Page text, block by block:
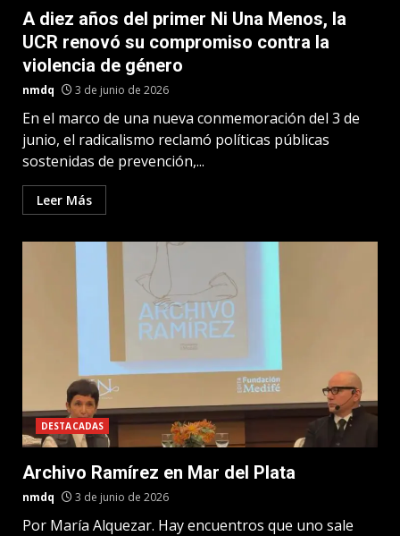
A diez años del primer Ni Una Menos, la
UCR renovó su compromiso contra la
violencia de género
nmdq 3 de junio de 2026
En el marco de una nueva conmemoración del 3 de
junio, el radicalismo reclamó políticas públicas
sostenidas de prevención,...
Leer Más
DESTACADAS
Archivo Ramírez en Mar del Plata
nmdq 3 de junio de 2026
Por María Alquezar. Hay encuentros que uno sale